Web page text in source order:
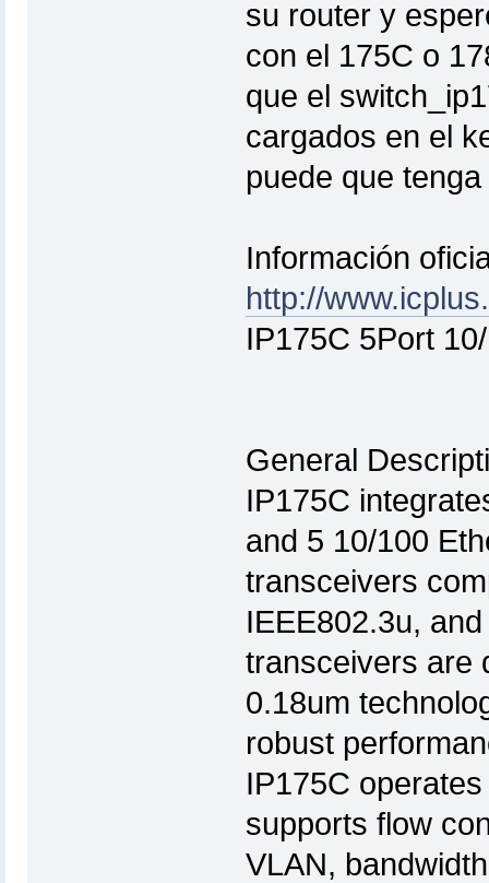
su router y
con el 175C o
que el
cargados en el
puede que
Información
http://
IP175C 5Port
General
IP175C
and 5 10/100
transceivers
IEEE802.3u,
transceivers are
0.18um
robust
IP175C
supports flow
VLAN,